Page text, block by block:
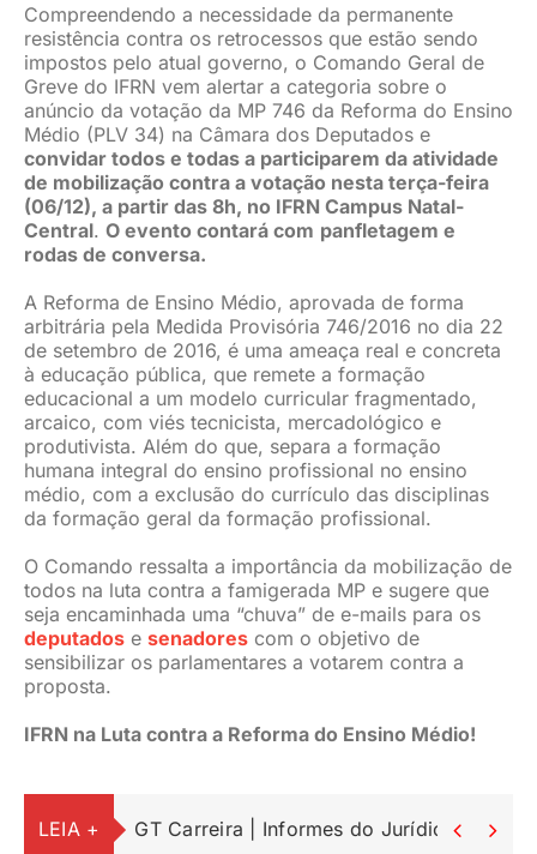
Compreendendo a necessidade da permanente
resistência contra os retrocessos que estão sendo
impostos pelo atual governo, o Comando Geral de
Greve do IFRN vem alertar a categoria sobre o
anúncio da votação da MP 746 da Reforma do Ensino
Médio (PLV 34) na Câmara dos Deputados e
convidar todos e todas a participarem da atividade
de mobilização contra a votação nesta terça-feira
(06/12), a partir das 8h, no IFRN Campus Natal-
Central. O evento contará com panfletagem e
rodas de conversa.
A Reforma de Ensino Médio, aprovada de forma
arbitrária pela Medida Provisória 746/2016 no dia 22
de setembro de 2016, é uma ameaça real e concreta
à educação pública, que remete a formação
educacional a um modelo curricular fragmentado,
arcaico, com viés tecnicista, mercadológico e
produtivista. Além do que, separa a formação
humana integral do ensino profissional no ensino
médio, com a exclusão do currículo das disciplinas
da formação geral da formação profissional.
O Comando ressalta a importância da mobilização de
todos na luta contra a famigerada MP e sugere que
seja encaminhada uma “chuva” de e-mails para os
deputadose senadorescom o objetivo de
sensibilizar os parlamentares a votarem contra a
proposta.
IFRN na Luta contra a Reforma do Ensino Médio!
LEIA + GT Carreira | Informes do Jurídico 